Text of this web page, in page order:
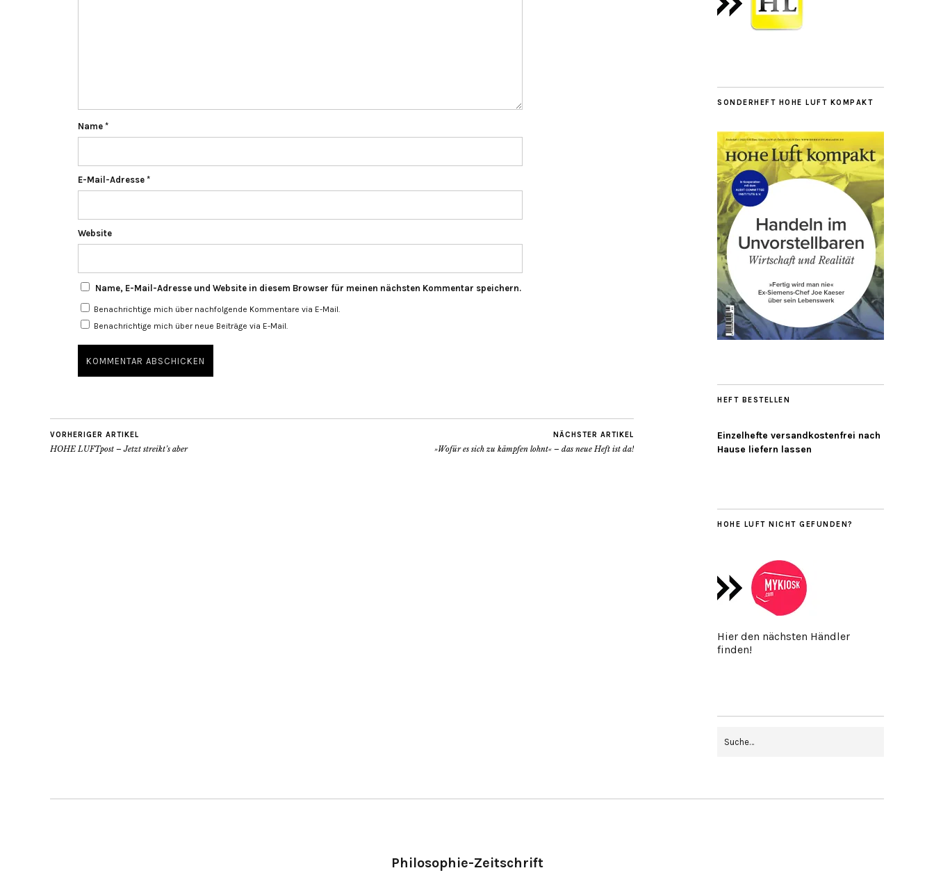
Name *
E-Mail-Adresse *
Website
Name, E-Mail-Adresse und Website in diesem Browser für meinen nächsten Kommentar speichern.
Benachrichtige mich über nachfolgende Kommentare via E-Mail.
Benachrichtige mich über neue Beiträge via E-Mail.
VORHERIGER ARTIKEL
HOHE LUFTpost – Jetzt streikt’s aber
NÄCHSTER ARTIKEL
»Wofür es sich zu kämpfen lohnt« – das neue Heft ist da!
SONDERHEFT HOHE LUFT KOMPAKT
HEFT BESTELLEN
Einzelhefte versandkostenfrei nach
Hause liefern lassen
HOHE LUFT NICHT GEFUNDEN?
Hier den nächsten Händler
finden!
Philosophie-Zeitschrift